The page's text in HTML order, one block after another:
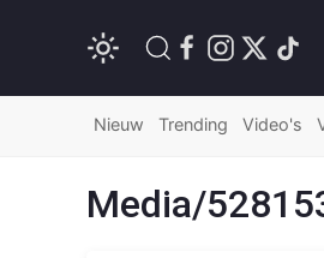
Nieuw Trending Video's
Media/